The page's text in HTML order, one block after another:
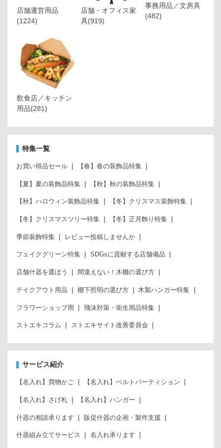
店舗運営用品
(1224)
店舗・オフィス家
具(919)
事務用品／文房具
(482)
飲食店／キッチン
用品(281)
特集一覧
お買い得品セール 【春】春の装飾品特集
【夏】夏の装飾品特集 【秋】秋の装飾品特集
【秋】ハロウィン装飾品特集 【冬】クリスマス装飾特集
【冬】クリスマスツリー特集 【冬】正月飾り特集
季節装飾特集 レビュー投稿しませんか
フェイクグリーン特集 SDGsに貢献する店舗備品
店舗什器を選ぼう 間違えない！木棚の選び方
テイクアウト用品 棚下照明の選び方 木製ハンガー特集
フラワーショップ用 飛沫対策・衛生用品特集
ストエキコラム ストエキサイト改善委員会
サービス紹介
【名入れ】買物かご 【名入れ】ベルトパーティション
【名入れ】さげ札 【名入れ】ハンガー
什器の相談承ります 販促什器の企画・製作支援
什器組み立てサービス 名入れ承ります